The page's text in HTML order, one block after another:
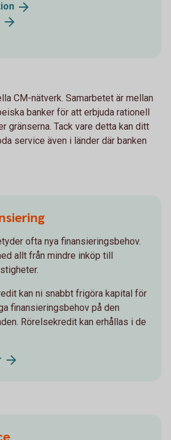
CM-nätverk. Samarbetet är mellan
banker för att erbjuda rationell
gränserna. Tack vare detta kan ditt
service även i länder där banken
ofta nya finansieringsbehov.
allt från mindre inköp till
kan ni snabbt frigöra kapital för
finansieringsbehov på den
Rörelsekredit kan erhållas i de